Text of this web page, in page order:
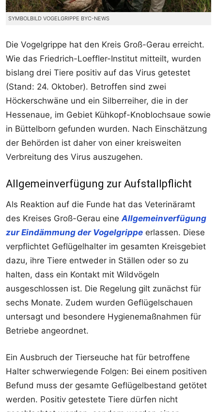
SYMBOLBILD VOGELGRIPPE BYC-NEWS
Die Vogelgrippe hat den Kreis Groß-Gerau erreicht.
Wie das Friedrich-Loeffler-Institut mitteilt, wurden
bislang drei Tiere positiv auf das Virus getestet
(Stand: 24. Oktober). Betroffen sind zwei
Höckerschwäne und ein Silberreiher, die in der
Hessenaue, im Gebiet Kühkopf-Knoblochsaue sowie
in Büttelborn gefunden wurden. Nach Einschätzung
der Behörden ist daher von einer kreisweiten
Verbreitung des Virus auszugehen.
Allgemeinverfügung zur Aufstallpflicht
Als Reaktion auf die Funde hat das Veterinäramt
des Kreises Groß-Gerau eineAllgemeinverfügung
zur Eindämmung der Vogelgrippe erlassen. Diese
verpflichtet Geflügelhalter im gesamten Kreisgebiet
dazu, ihre Tiere entweder in Ställen oder so zu
halten, dass ein Kontakt mit Wildvögeln
ausgeschlossen ist. Die Regelung gilt zunächst für
sechs Monate. Zudem wurden Geflügelschauen
untersagt und besondere Hygienemaßnahmen für
Betriebe angeordnet.
Ein Ausbruch der Tierseuche hat für betroffene
Halter schwerwiegende Folgen: Bei einem positiven
Befund muss der gesamte Geflügelbestand getötet
werden. Positiv getestete Tiere dürfen nicht